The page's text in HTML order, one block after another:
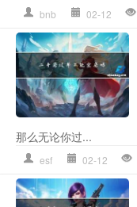
bnb 02-12
那么无论你过...
esf 02-12